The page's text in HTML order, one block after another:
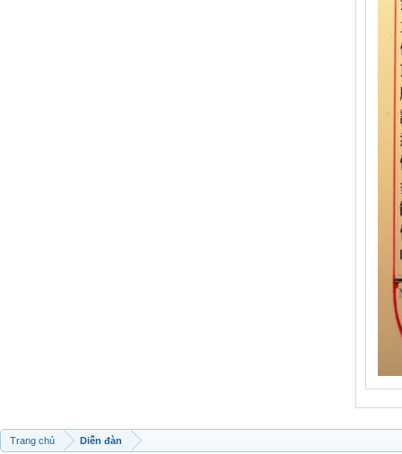
Trang chủ Diễn đàn